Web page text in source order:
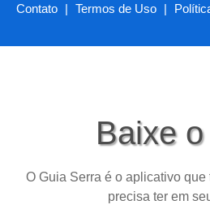
Contato | Termos de Uso |
Baixe
O Guia Serra é o aplicativo
precisa ter em